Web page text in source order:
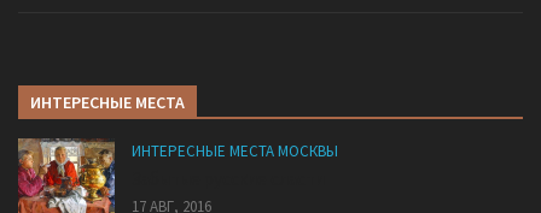
ИНТЕРЕСНЫЕ МЕСТА
ИНТЕРЕСНЫЕ МЕСТА МОСКВЫ
17 АВГ, 2016